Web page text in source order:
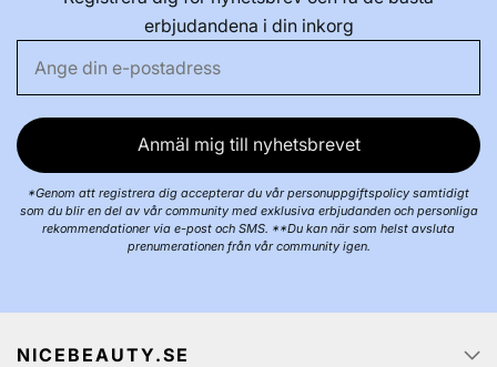
erbjudandena i din inkorg
Anmäl mig till nyhetsbrevet
*Genom att registrera dig accepterar du vår personuppgiftspolicy samtidigt
som du blir en del av vår community med exklusiva erbjudanden och personliga
rekommendationer via e-post och SMS. **Du kan när som helst avsluta
prenumerationen från vår community igen.
NICEBEAUTY.SE